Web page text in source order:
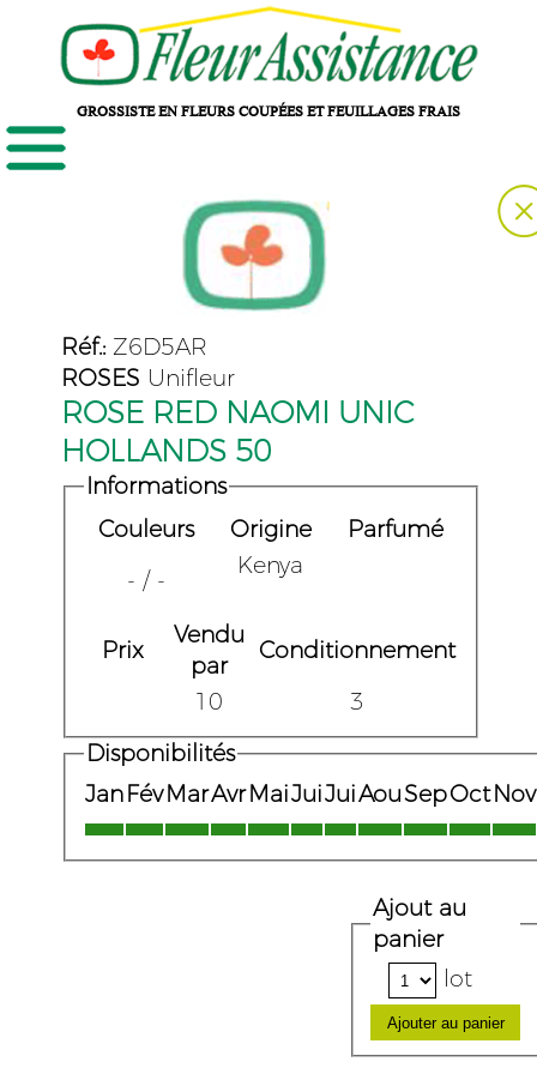
GROSSISTE EN FLEURS COUPÉES ET FEUILLAGES FRAIS
Réf.: Z6D5AR
ROSES Unifleur
ROSE RED NAOMI UNIC
HOLLANDS 50
Informations
Couleurs
Origine
Parfumé
- / -
Kenya
Prix
Vendu
par
Conditionnement
10
3
Disponibilités
JanFévMarAvrMaiJuiJuiAouSepOctNov
Ajout au
panier
lot